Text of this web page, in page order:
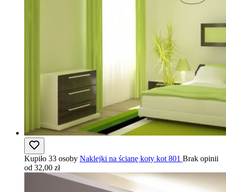
Kupiło 33 osoby Naklejki na ścianę koty kot 801 Brak opinii
od 32,00 zł